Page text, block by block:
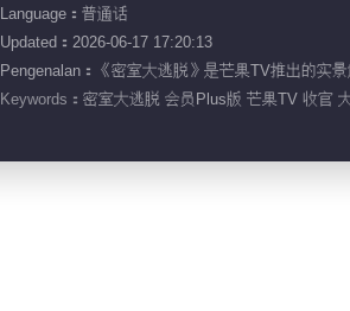
Language：普通话
Updated：2026-06-17 17:20:13
Pengenalan：《密室大逃脱》是芒果TV推出的实
Keywords： 密室大逃脱 会员Plus版 芒果TV 收官